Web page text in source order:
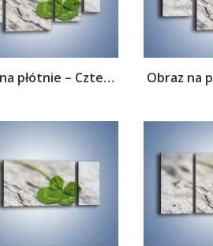
Obraz na płótnie – Czterolistna koniczyna...